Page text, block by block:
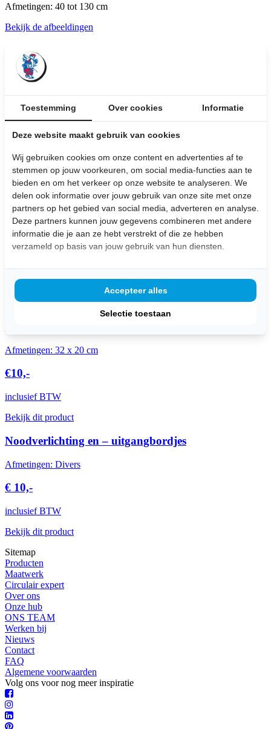
Afmetingen: 40 tot 130 cm
Bekijk de afbeeldingen
€10,-
inclusief BTW
Stel hier je vraag over dit product:
Wij leverenmaatwerkproducten uit eigen meubelmakerij
Bezorging aan huis
op te halen in de winkel (dinsdag t/m zaterdag
geopend )
Klanten beoordelen ons met een
Uitgelichte Producten
Industriële verlichtingsarmaturen met TL-buizen
Afmetingen: 120 cm
inclusief BTW
Bekijk dit product
Afmetingen: 32 x 20 cm
€10,-
inclusief BTW
Bekijk dit product
Noodverlichting en – uitgangbordjes
Afmetingen: Divers
€ 10,-
inclusief BTW
Bekijk dit product
Sitemap
Producten
Maatwerk
Circulair expert
Over ons
Onze hub
ONS TEAM
Werken bij
Nieuws
Contact
FAQ
Algemene voorwaarden
Volg ons voor nog meer inspiratie
Toestemming Over cookies Informatie
Deze website maakt gebruik van cookies
Wij gebruiken cookies om onze content en advertenties af te
stemmen op jouw voorkeuren, om social media-functies aan te
bieden en om het verkeer op onze website te analyseren. We
delen ook informatie over jouw gebruik van onze site met onze
partners op het gebied van social media, adverteren en analyse.
Deze partners kunnen jouw gegevens combineren met andere
informatie die je aan ze hebt verstrekt of die ze hebben
verzameld op basis van jouw gebruik van hun diensten.
Selectie toestaan
Accepteer alles